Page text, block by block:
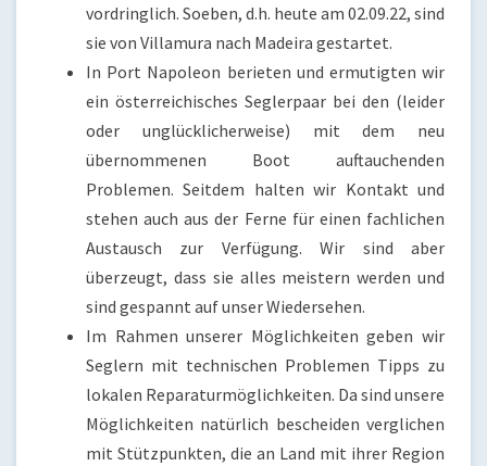
vordringlich. Soeben, d.h. heute am 02.09.22, sind
sie von Villamura nach Madeira gestartet.
In Port Napoleon berieten und ermutigten wir
ein österreichisches Seglerpaar bei den (leider
oder unglücklicherweise) mit dem neu
übernommenen Boot auftauchenden
Problemen. Seitdem halten wir Kontakt und
stehen auch aus der Ferne für einen fachlichen
Austausch zur Verfügung. Wir sind aber
überzeugt, dass sie alles meistern werden und
sind gespannt auf unser Wiedersehen.
Im Rahmen unserer Möglichkeiten geben wir
Seglern mit technischen Problemen Tipps zu
lokalen Reparaturmöglichkeiten. Da sind unsere
Möglichkeiten natürlich bescheiden verglichen
mit Stützpunkten, die an Land mit ihrer Region